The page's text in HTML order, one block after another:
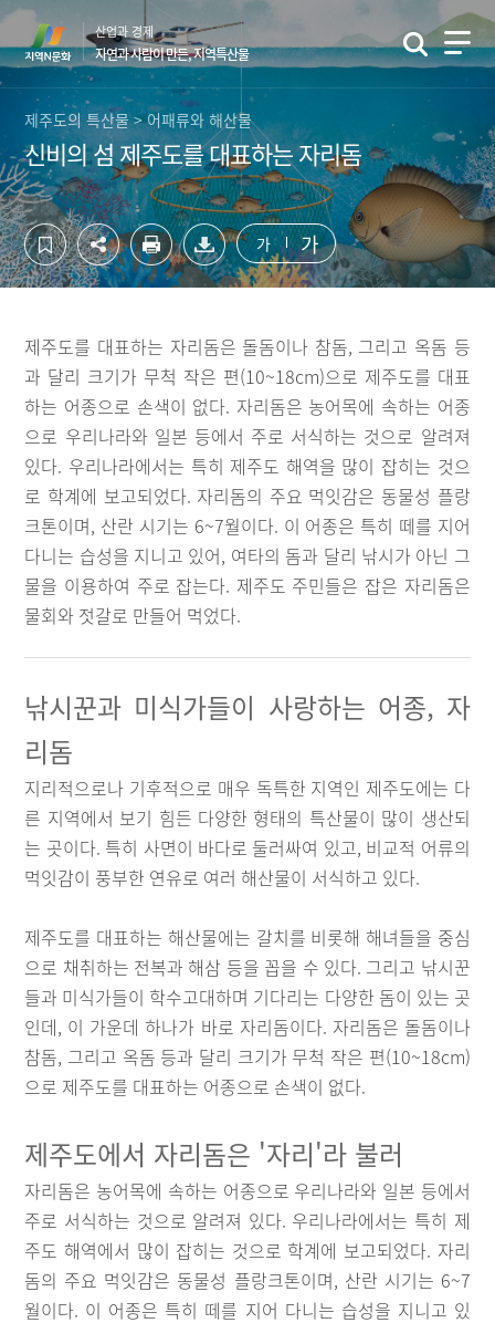
컨
텐
츠
영
바
로
가
기
하
단
영
역
로
가
기
산업과 경제
자연과 사람이 만든, 지역특산물
제주도의 특산물 > 어패류와 해산물
신비의 섬 제주도를 대표하는 자리돔
가 가
제주도를 대표하는 자리돔은 돌돔이나 참돔, 그리고 옥돔 등
과 달리 크기가 무척 작은 편(10~18cm)으로 제주도를 대표
하는 어종으로 손색이 없다. 자리돔은 농어목에 속하는 어종
으로 우리나라와 일본 등에서 주로 서식하는 것으로 알려져
있다. 우리나라에서는 특히 제주도 해역을 많이 잡히는 것으
로 학계에 보고되었다. 자리돔의 주요 먹잇감은 동물성 플랑
크톤이며, 산란 시기는 6~7월이다. 이 어종은 특히 떼를 지어
다니는 습성을 지니고 있어, 여타의 돔과 달리 낚시가 아닌 그
물을 이용하여 주로 잡는다. 제주도 주민들은 잡은 자리돔은
물회와 젓갈로 만들어 먹었다.
낚시꾼과 미식가들이 사랑하는 어종, 자
리돔
지리적으로나 기후적으로 매우 독특한 지역인 제주도에는 다
른 지역에서 보기 힘든 다양한 형태의 특산물이 많이 생산되
는 곳이다. 특히 사면이 바다로 둘러싸여 있고, 비교적 어류의
먹잇감이 풍부한 연유로 여러 해산물이 서식하고 있다.
제주도를 대표하는 해산물에는 갈치를 비롯해 해녀들을 중심
으로 채취하는 전복과 해삼 등을 꼽을 수 있다. 그리고 낚시꾼
들과 미식가들이 학수고대하며 기다리는 다양한 돔이 있는 곳
인데, 이 가운데 하나가 바로 자리돔이다. 자리돔은 돌돔이나
참돔, 그리고 옥돔 등과 달리 크기가 무척 작은 편(10~18cm)
으로 제주도를 대표하는 어종으로 손색이 없다.
제주도에서 자리돔은 '자리'라 불러
자리돔은 농어목에 속하는 어종으로 우리나라와 일본 등에서
주로 서식하는 것으로 알려져 있다. 우리나라에서는 특히 제
주도 해역에서 많이 잡히는 것으로 학계에 보고되었다. 자리
돔의 주요 먹잇감은 동물성 플랑크톤이며, 산란 시기는 6~7
월이다. 이 어종은 특히 떼를 지어 다니는 습성을 지니고 있